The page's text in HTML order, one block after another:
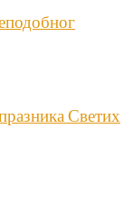
Светих